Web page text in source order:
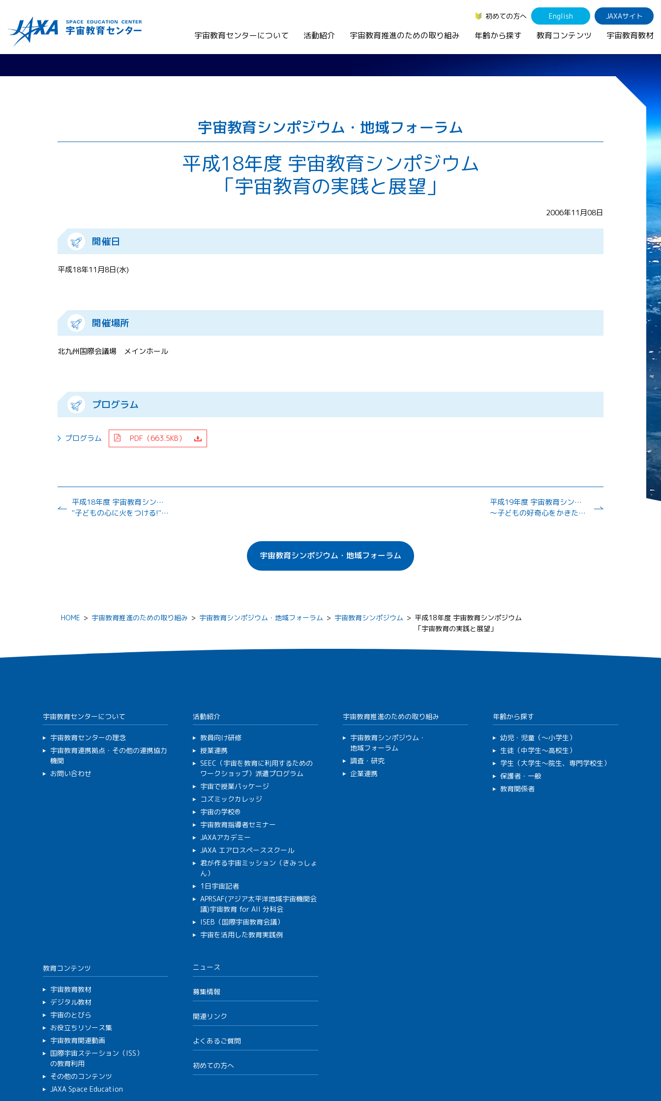
初めての方へ English JAXAサイト
宇宙教育センターについて 活動紹介 宇宙教育推進のための取り組み 年齢から探す 教育コンテンツ 宇宙教育教材
宇宙教育シンポジウム・地域フォーラム
平成18年度 宇宙教育シンポジウム
「宇宙教育の実践と展望」
2006年11月08日
開催日
平成18年11月8日(水)
開催場所
北九州国際会議場 メインホール
プログラム
プログラム PDF（663.5KB）
平成18年度 宇宙教育シンポジウム
"子どもの心に火をつける!"宇宙教育
平成19年度 宇宙教育シンポジウム（東京会場）
～子どもの好奇心をかきたてろ～
宇宙教育シンポジウム・地域フォーラム
HOME > 宇宙教育推進のための取り組み > 宇宙教育シンポジウム・地域フォーラム > 宇宙教育シンポジウム > 平成18年度 宇宙教育シンポジウム
「宇宙教育の実践と展望」
宇宙教育センターについて
宇宙教育センターの理念
宇宙教育連携拠点・その他の連携協力
機関
お問い合わせ
活動紹介
教員向け研修
授業連携
SEEC（宇宙を教育に利用するための
ワークショップ）派遣プログラム
宇宙で授業パッケージ
コズミックカレッジ
宇宙の学校®
宇宙教育指導者セミナー
JAXAアカデミー
JAXA エアロスペーススクール
君が作る宇宙ミッション（きみっしょ
ん）
1日宇宙記者
APRSAF(アジア太平洋地域宇宙機関会
議)宇宙教育 for All 分科会
ISEB（国際宇宙教育会議）
宇宙を活用した教育実践例
宇宙教育推進のための取り組み
宇宙教育シンポジウム・
地域フォーラム
調査・研究
企業連携
年齢から探す
幼児・児童（～小学生）
生徒（中学生～高校生）
学生（大学生～院生、専門学校生）
保護者・一般
教育関係者
教育コンテンツ
宇宙教育教材
デジタル教材
宇宙のとびら
お役立ちリソース集
宇宙教育関連動画
国際宇宙ステーション（ISS）
の教育利用
その他のコンテンツ
JAXA Space Education
ニュース
募集情報
関連リンク
よくあるご質問
初めての方へ